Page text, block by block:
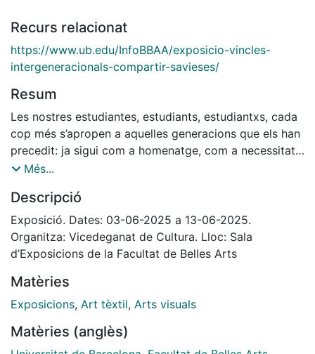
Recurs relacionat
https://www.ub.edu/InfoBBAA/exposicio-vincles-
intergeneracionals-compartir-savieses/
Resum
Les nostres estudiantes, estudiants, estudiantxs, cada
cop més s’apropen a aquelles generacions que els han
precedit: ja sigui com a homenatge, com a necessitat
reivindicativa del seu llegat, de repetició de cicles de
hauria de tornar a succeir o com a intercanvi
d’aprenentatges. Nosaltres els docents els
acompanyem en aquestes inquietuds i també en som
còmplices quan proposem activitats que ens acosten
mostra, algunes de les resolucions fetes en les nostres
aules i tallers, que apleguin aquestes cerques.
Participants: Gabriela a Carvalho, Raúl Alcaraz, Erik
Més...
Descripció
Exposició. Dates: 03-06-2025 a 13-06-2025.
Organitza: Vicedeganat de Cultura. Lloc: Sala
d’Exposicions de la Facultat de Belles Arts
Matèries
Exposicions, Art tèxtil, Arts visuals
Matèries (anglès)